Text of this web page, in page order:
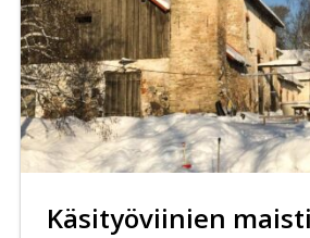
Käsityöviinien